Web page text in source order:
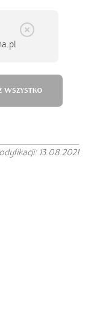
WSZYSTKO
13.08.2021